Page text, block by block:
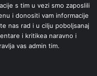
s tim u vezi smo zaposlili
i donositi vam informacije
nas rad i u cilju poboljsanaj
i kritikea naravno i
vas admin tim.